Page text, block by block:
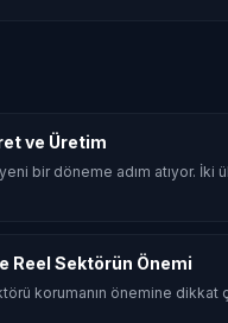
ve Üretim
bir döneme adım atıyor. İki
Reel Sektörün Önemi
korumanın önemine